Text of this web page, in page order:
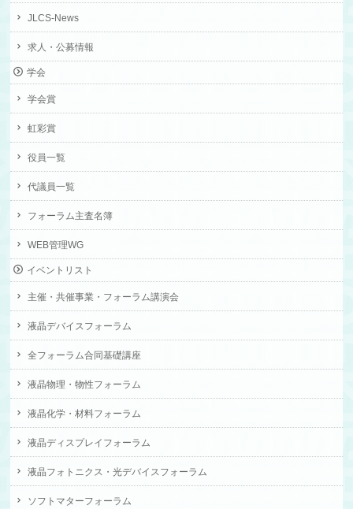
JLCS-News
求人・公募情報
学会
学会賞
虹彩賞
役員一覧
代議員一覧
フォーラム主査名簿
WEB管理WG
イベントリスト
主催・共催事業・フォーラム講演会
液晶デバイスフォーラム
全フォーラム合同基礎講座
液晶物理・物性フォーラム
液晶化学・材料フォーラム
液晶ディスプレイフォーラム
液晶フォトニクス・光デバイスフォーラム
ソフトマターフォーラム